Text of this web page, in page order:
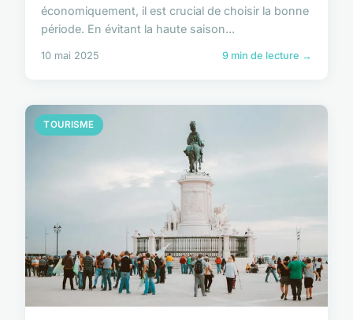
économiquement, il est crucial de choisir la bonne
période. En évitant la haute saison...
10 mai 2025 9 min de lecture →
TOURISME